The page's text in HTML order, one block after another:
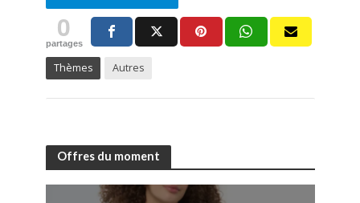
0
partages
Thèmes Autres
Offres du moment